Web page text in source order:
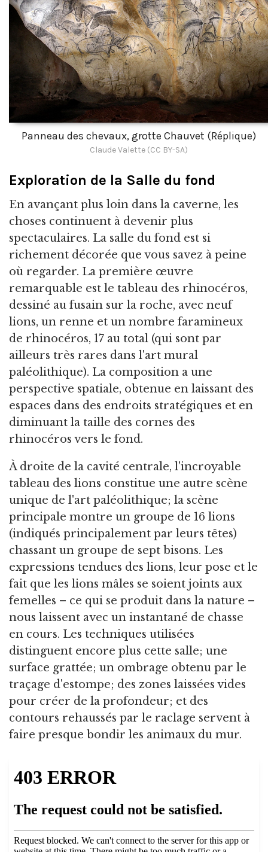
Panneau des chevaux, grotte Chauvet (Réplique)
Claude Valette (CC BY-SA)
Exploration de la Salle du fond
En avançant plus loin dans la caverne, les
choses continuent à devenir plus
spectaculaires. La salle du fond est si
richement décorée que vous savez à peine
où regarder. La première œuvre
remarquable est le tableau des rhinocéros,
dessiné au fusain sur la roche, avec neuf
lions, un renne et un nombre faramineux
de rhinocéros, 17 au total (qui sont par
ailleurs très rares dans l'art mural
paléolithique). La composition a une
perspective spatiale, obtenue en laissant des
espaces dans des endroits stratégiques et en
diminuant la taille des cornes des
rhinocéros vers le fond.
À droite de la cavité centrale, l'incroyable
tableau des lions constitue une autre scène
unique de l'art paléolithique; la scène
principale montre un groupe de 16 lions
(indiqués principalement par leurs têtes)
chassant un groupe de sept bisons. Les
expressions tendues des lions, leur pose et le
fait que les lions mâles se soient joints aux
femelles – ce qui se produit dans la nature –
nous laissent avec un instantané de chasse
en cours. Les techniques utilisées
distinguent encore plus cette salle; une
surface grattée; un ombrage obtenu par le
traçage d'estompe; des zones laissées vides
pour créer de la profondeur; et des
contours rehaussés par le raclage servent à
faire presque bondir les animaux du mur.